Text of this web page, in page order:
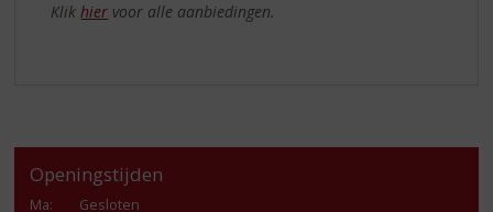
Klikhier voor alle aanbiedingen.
Openingstijden
Ma:
Gesloten